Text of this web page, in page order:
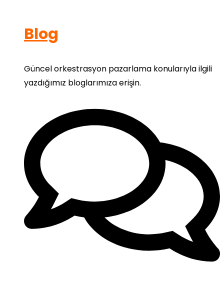
Blog
Güncel orkestrasyon pazarlama konularıyla ilgili
yazdığımız bloglarımıza erişin.